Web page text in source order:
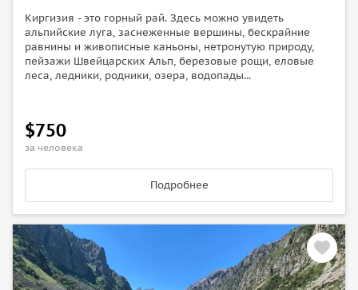
Киргизия - это горный рай. Здесь можно увидеть
альпийские луга, заснеженные вершины, бескрайние
равнины и живописные каньоны, нетронутую природу,
пейзажи Швейцарских Альп, березовые рощи, еловые
леса, ледники, родники, озера, водопады...
$750
за человека
Подробнее